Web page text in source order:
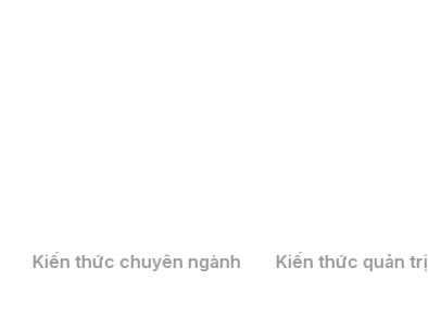
Kiến thức chuyên ngành Kiến thức quản trị